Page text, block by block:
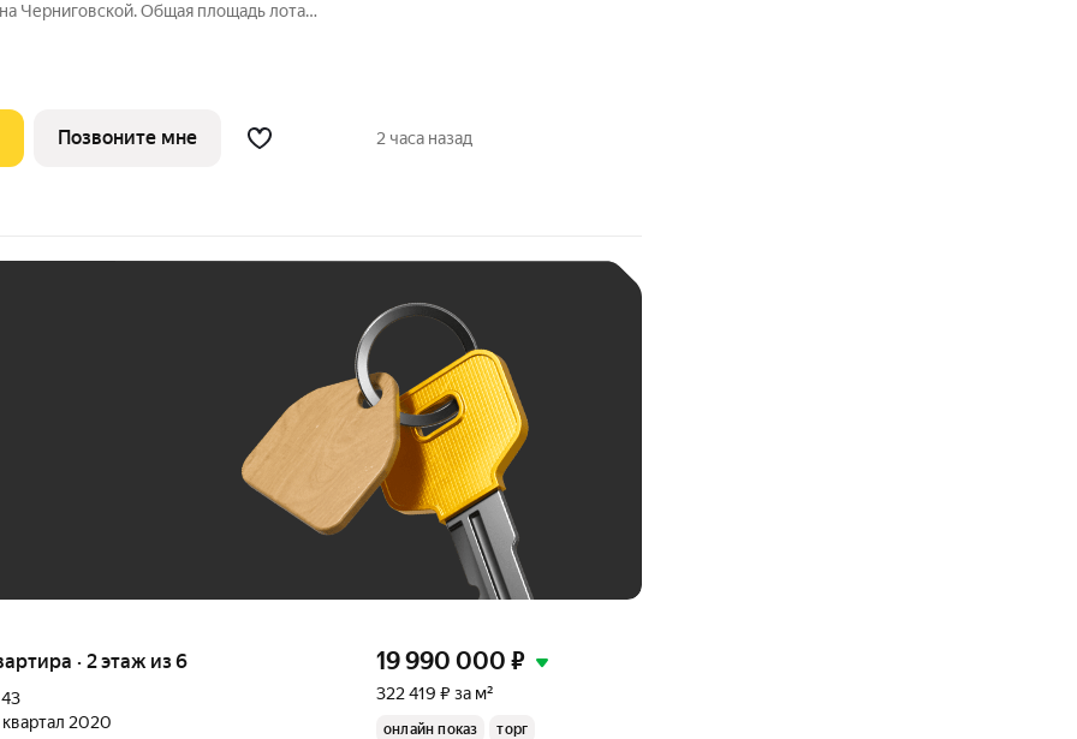
Черниговской. Общая площадь лота
Номер квартиры - 449.
Позвоните мне 2 часа назад
· 2 этаж из 6
43
квартал 2020
19 990 000 ₽
322 419 ₽ за м²
онлайн показ торг